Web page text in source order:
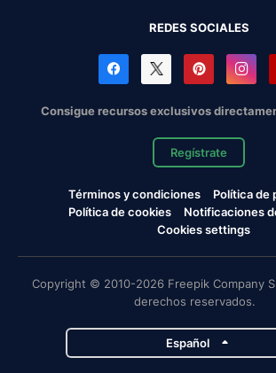
REDES SOCIALES
Consigue recursos exclusivos
Regístrate
Términos y condiciones
Política de
Política de cookies
Notificaciones
Cookies settings
Copyright © 2010-2026 Freepik Company
derechos reservados.
Español